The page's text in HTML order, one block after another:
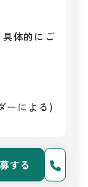
体的にご
ーによる)
する